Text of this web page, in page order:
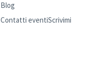
Blog
Contatti eventiScrivimi